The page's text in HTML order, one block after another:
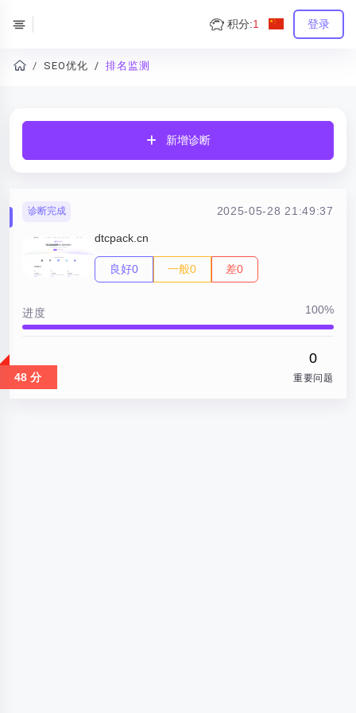
积分:1 登录
SEO优化 排名监测
新增诊断
诊断完成 2025-05-28 21:49:37
dtcpack.cn
良好0 一般0 差0
进度 100%
48 分
0
重要问题